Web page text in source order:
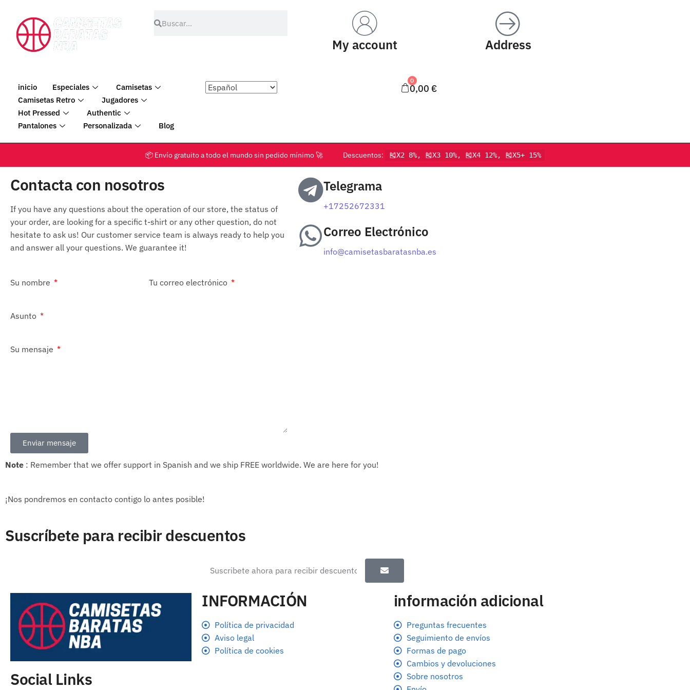
My account Address
inicio Especiales
Camisetas
Camisetas Retro
Jugadores
Hot Pressed
Authentic
Pantalones
Personalizada Blog
0
0,00 €
📦 Envío gratuito a todo el mundo sin pedido mínimo 🚀 Descuentos: 🎽X2 8%, 🎽X3 10%, 🎽X4 12%, 🎽X5+ 15%
Contacta con nosotros
If you have any questions about the operation of our store, the status of
your order, are looking for a specific t-shirt or any other question, do not
hesitate to ask us! Our customer service team is always ready to help you
and answer all your questions. We guarantee it!
Su nombre Tu correo electrónico
Asunto
Su mensaje
Enviar mensaje
Telegrama
+17252672331
Correo Electrónico
info@camisetasbaratasnba.es
Note : Remember that we offer support in Spanish and we ship FREE worldwide. We are here for you!
¡Nos pondremos en contacto contigo lo antes posible!
Suscríbete para recibir descuentos
Social Links
INFORMACIÓN
Política de privacidad
Aviso legal
Política de cookies
información adicional
Preguntas frecuentes
Seguimiento de envíos
Formas de pago
Cambios y devoluciones
Sobre nosotros